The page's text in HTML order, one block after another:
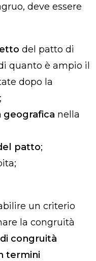
deve essere
del patto di
quanto è ampio il
dopo la
geografica nella
patto;
un criterio
la congruità
congruità
termini